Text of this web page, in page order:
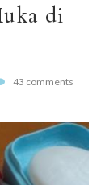
di
43 comments